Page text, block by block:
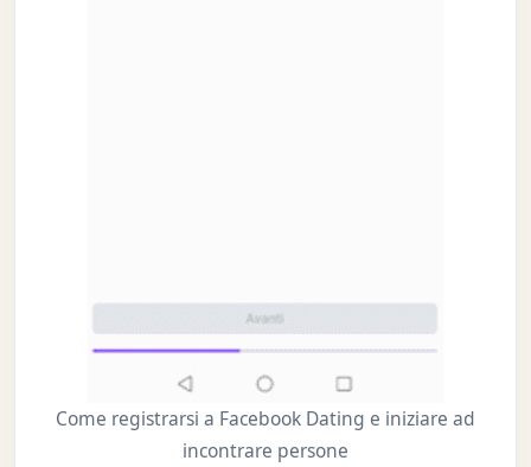
Come registrarsi a Facebook Dating e iniziare ad
incontrare persone